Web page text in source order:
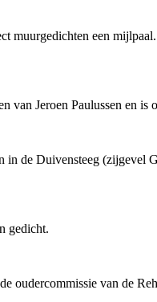
muurgedichten een
van Jeroen Paulussen en is
in de Duivensteeg (zijgevel
gedicht.
oudercommissie van de